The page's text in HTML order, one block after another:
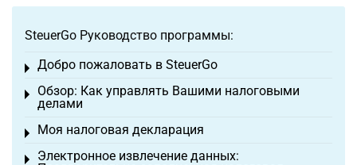
SteuerGo Руководство программы:
Добро пожаловать в SteuerGo
Toggle menu
Обзор: Как управлять Вашими налоговыми
делами
Toggle menu
Моя налоговая декларация
Toggle menu
Электронное извлечение данных:
Toggle menu